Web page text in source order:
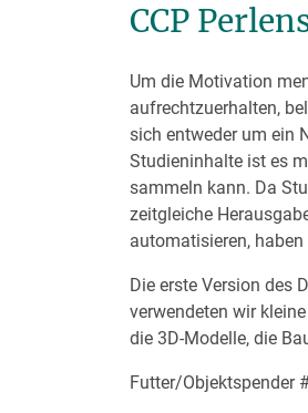
CCP
Um die Motivation
aufrechtzuerhalten,
sich entweder um ein
Studieninhalte ist es
sammeln kann. Da
zeitgleiche
automatisieren,
Die erste Version des
verwendeten wir
die 3D-Modelle, die
Futter/Objektspender